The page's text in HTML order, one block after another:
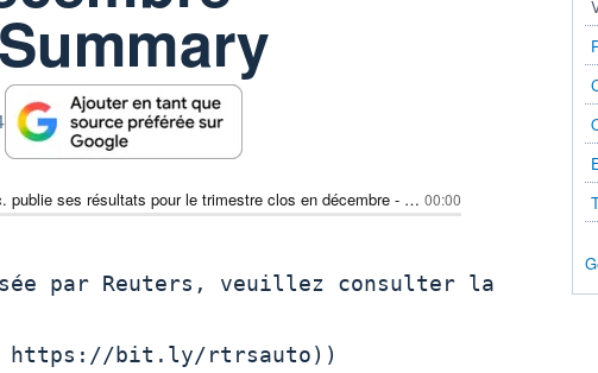
Evolus Inc. publie ses résultats pour le trimestre clos en décembre - Earnings Summary 00:00
par Reuters, veuillez consulter la
https://bit.ly/rtrsauto))